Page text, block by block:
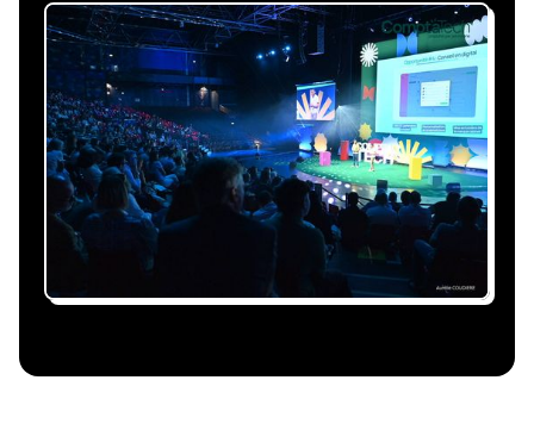
Nous nous occupons de
tout
Gestion du planning, échanges avec le
conférencier, coordination logistique : vous
êtes accompagné à chaque étape, sans perte
de temps ni complication.
Le conférencier vient à